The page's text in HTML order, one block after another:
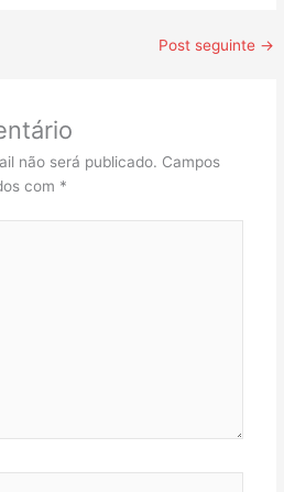
Post seguinte →
não será publicado. Campos
com *